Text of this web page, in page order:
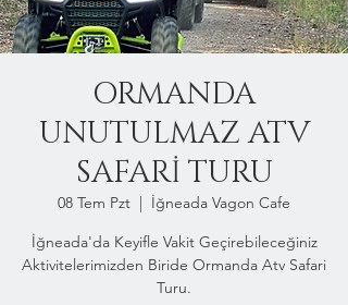
ORMANDA
UNUTULMAZ ATV
SAFARİ TURU
08 Tem Pzt
  |
İğneada Vagon Cafe
İğneada'da Keyifle Vakit Geçirebileceğiniz
Aktivitelerimizden Biride Ormanda Atv Safari
Turu.